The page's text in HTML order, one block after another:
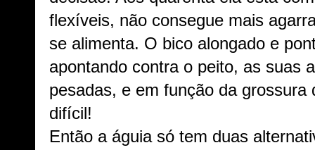
flexíveis, não consegue mais
se alimenta. O bico alongado e
apontando contra o peito, as suas
pesadas, e em função da grossura
difícil!
Então a águia só tem duas